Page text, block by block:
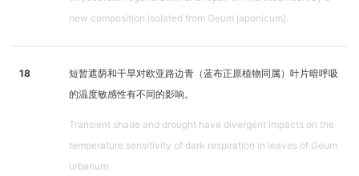
new composition isolated from Geum japonicum].
18
短暂遮荫和干旱对欧亚路边青（蓝布正原植物同属）叶片暗呼吸
的温度敏感性有不同的影响。
Transient shade and drought have divergent impacts on the
temperature sensitivity of dark respiration in leaves of Geum
urbanum.